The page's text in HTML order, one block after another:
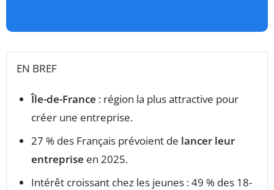
EN BREF
Île-de-France : région la plus attractive pour
créer une entreprise.
27 % des Français prévoient de lancer leur
entreprise en 2025.
Intérêt croissant chez les jeunes : 49 % des 18-